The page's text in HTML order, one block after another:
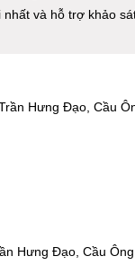
và hỗ trợ khảo
Hưng Đạo, Cầu
Hưng Đạo, Cầu